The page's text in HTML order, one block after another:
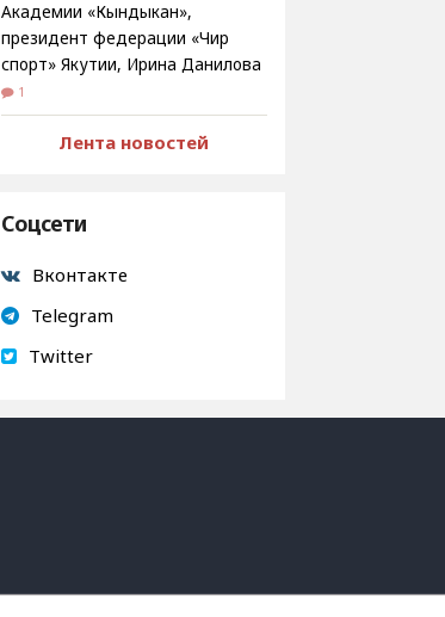
Академии «Кындыкан»,
президент федерации «Чир
спорт» Якутии, Ирина Данилова
1
Лента новостей
Соцсети
Вконтакте
Telegram
Twitter